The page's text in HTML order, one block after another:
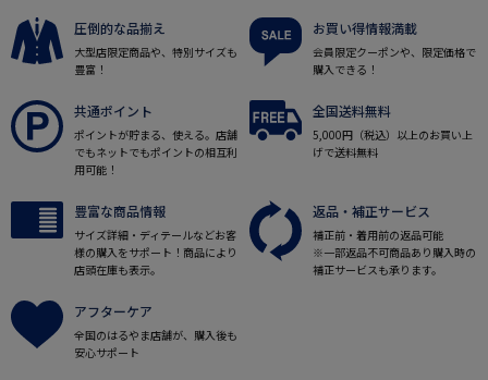
圧倒的な品揃え
大型店限定商品や、特別サイズも
豊富！
お買い得情報満載
会員限定クーポンや、限定価格で
購入できる！
共通ポイント
ポイントが貯まる、使える。店舗
でもネットでもポイントの相互利
用可能！
全国送料無料
5,000円（税込）以上のお買い上
げで送料無料
豊富な商品情報
サイズ詳細・ディテールなどお客
様の購入をサポート！商品により
店頭在庫も表示。
返品・補正サービス
補正前・着用前の返品可能
※一部返品不可商品あり購入時の
補正サービスも承ります。
アフターケア
全国のはるやま店舗が、購入後も
安心サポート